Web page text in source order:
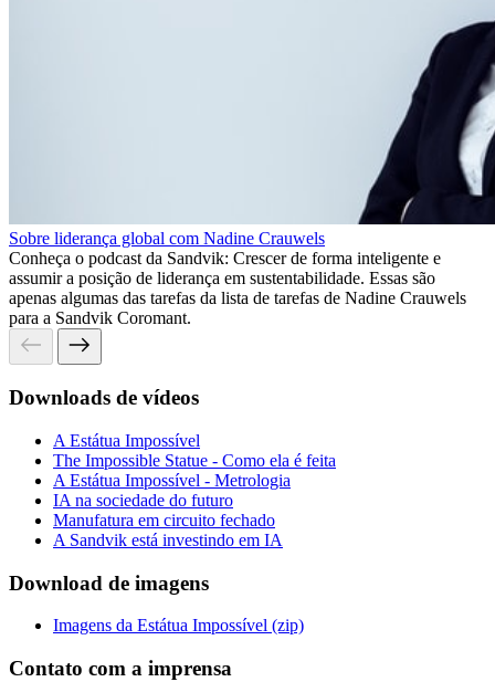
Sobre liderança global com Nadine Crauwels
Conheça o podcast da Sandvik: Crescer de forma inteligente e
assumir a posição de liderança em sustentabilidade. Essas são
apenas algumas das tarefas da lista de tarefas de Nadine Crauwels
para a Sandvik Coromant.
Downloads de vídeos
A Estátua Impossível
The Impossible Statue - Como ela é feita
A Estátua Impossível - Metrologia
IA na sociedade do futuro
Manufatura em circuito fechado
A Sandvik está investindo em IA
Download de imagens
Imagens da Estátua Impossível (zip)
Contato com a imprensa